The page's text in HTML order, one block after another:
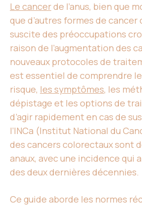
Le cancerde l’anus, bien que
que d’autres formes de cancer
suscite des préoccupations
raison de l’augmentation des
nouveaux protocoles de
est essentiel de comprendre
risque, les symptômes, les
dépistage et les options de
d’agir rapidement en cas de
l’INCa (Institut National du
des cancers colorectaux sont
anaux, avec une incidence qui
des deux dernières décennies.
Ce guide aborde les normes